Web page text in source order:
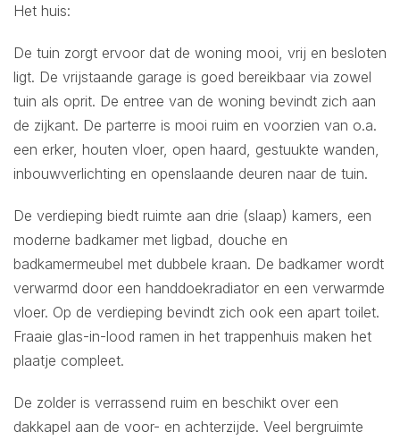
Het huis:
De tuin zorgt ervoor dat de woning mooi, vrij en besloten
ligt. De vrijstaande garage is goed bereikbaar via zowel
tuin als oprit. De entree van de woning bevindt zich aan
de zijkant. De parterre is mooi ruim en voorzien van o.a.
een erker, houten vloer, open haard, gestuukte wanden,
inbouwverlichting en openslaande deuren naar de tuin.
De verdieping biedt ruimte aan drie (slaap) kamers, een
moderne badkamer met ligbad, douche en
badkamermeubel met dubbele kraan. De badkamer wordt
verwarmd door een handdoekradiator en een verwarmde
vloer. Op de verdieping bevindt zich ook een apart toilet.
Fraaie glas-in-lood ramen in het trappenhuis maken het
plaatje compleet.
De zolder is verrassend ruim en beschikt over een
dakkapel aan de voor- en achterzijde. Veel bergruimte